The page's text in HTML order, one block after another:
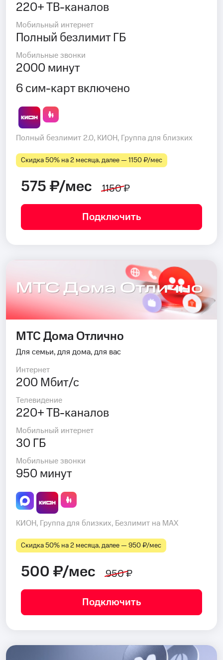
220+ ТВ-каналов
Мобильный интернет
Полный безлимит ГБ
Мобильные звонки
2000 минут
6 сим-карт включено
Полный безлимит 2.0, КИОН, Группа для близких
Скидка 50% на 2 месяца, далее — 1150 ₽⁠/⁠мес
575 ₽/мес 1150 ₽
Подключить
МТС Дома Отлично
МТС Дома Отлично
Для семьи, для дома, для вас
Интернет
200 Мбит/с
Телевидение
220+ ТВ-каналов
Мобильный интернет
30 ГБ
Мобильные звонки
950 минут
КИОН, Группа для близких, Безлимит на MAX
Скидка 50% на 2 месяца, далее — 950 ₽⁠/⁠мес
500 ₽/мес 950 ₽
Подключить